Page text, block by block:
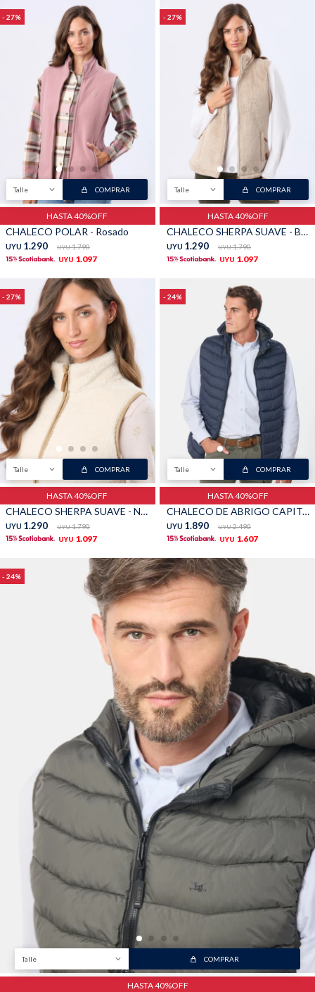
27
Talle COMPRAR
HASTA 40%OFF
CHALECO POLAR - Rosado
UYU 1.290 UYU 1.790
UYU 1.097
27
Talle COMPRAR
HASTA 40%OFF
CHALECO SHERPA SUAVE - Beige
UYU 1.290 UYU 1.790
UYU 1.097
27
Talle COMPRAR
HASTA 40%OFF
CHALECO SHERPA SUAVE - Natural
UYU 1.290 UYU 1.790
UYU 1.097
24
Talle COMPRAR
HASTA 40%OFF
CHALECO DE ABRIGO CAPITONEADO - Azul
UYU 1.890 UYU 2.490
UYU 1.607
24
Talle COMPRAR
HASTA 40%OFF